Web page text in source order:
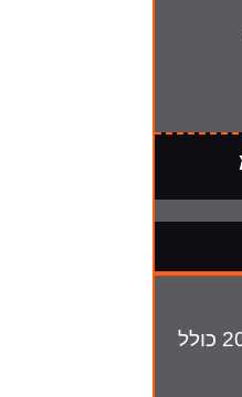
מחשב מנוע מאזדה 3 2011 כולל